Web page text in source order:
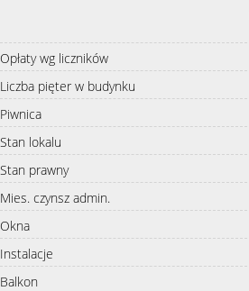
Opłaty wg liczników
Liczba pięter w budynku
Piwnica
Stan lokalu
Stan prawny
Mies. czynsz admin.
Okna
Instalacje
Balkon